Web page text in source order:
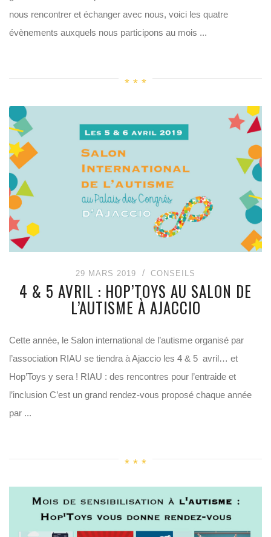
nous rencontrer et échanger avec nous, voici les quatre
évènements auxquels nous participons au mois ...
29 MARS 2019 CONSEILS
4 & 5 AVRIL : HOP’TOYS AU SALON DE
L’AUTISME À AJACCIO
Cette année, le Salon international de l’autisme organisé par
l’association RIAU se tiendra à Ajaccio les 4 & 5 avril… et
Hop’Toys y sera ! RIAU : des rencontres pour l’entraide et
l’inclusion C’est un grand rendez-vous proposé chaque année
par ...